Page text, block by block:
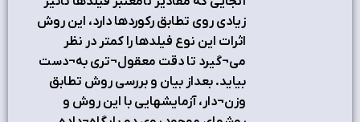
زيادي روي تطابق ركوردها دارد، اين روش
اثرات اين نوع فيلدها را كمتر در نظر
مي¬گيرد تا دقت معقول¬تري به¬دست
بيايد. بعداز بيان و بررسي روش تطابق
وزن¬دار، آزمايشهايي با اين روش و